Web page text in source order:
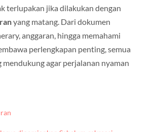
terlupakan jika dilakukan dengan
yang matang. Dari dokumen
anggaran, hingga memahami
perlengkapan penting, semua
mendukung agar perjalanan nyaman